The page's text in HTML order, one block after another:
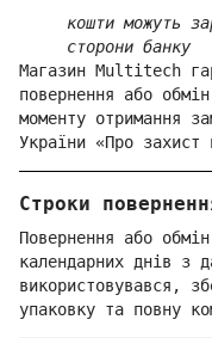
кошти можуть
сторони банку
Магазин Multitech
повернення або
моменту отримання
України «Про захист
Строки
Повернення або
календарних днів з
використовувався,
упаковку та повну